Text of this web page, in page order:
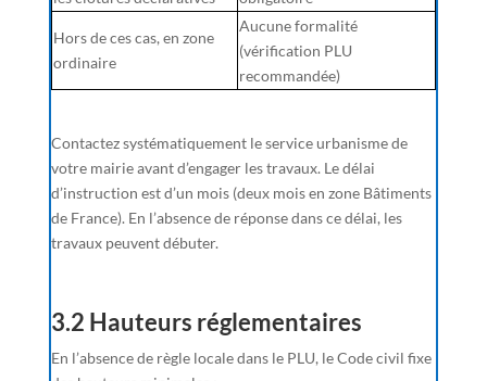
Hors de ces cas, en zone
ordinaire
Aucune formalité
(vérification PLU
recommandée)
Contactez systématiquement le service urbanisme de
votre mairie avant d’engager les travaux. Le délai
d’instruction est d’un mois (deux mois en zone Bâtiments
de France). En l’absence de réponse dans ce délai, les
travaux peuvent débuter.
3.2 Hauteurs réglementaires
En l’absence de règle locale dans le PLU, le Code civil fixe